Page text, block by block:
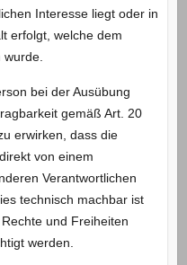
Interesse liegt oder in
erfolgt, welche dem
bei der Ausübung
gemäß Art. 20
erwirken, dass die
von einem
Verantwortlichen
technisch machbar ist
und Freiheiten
werden.